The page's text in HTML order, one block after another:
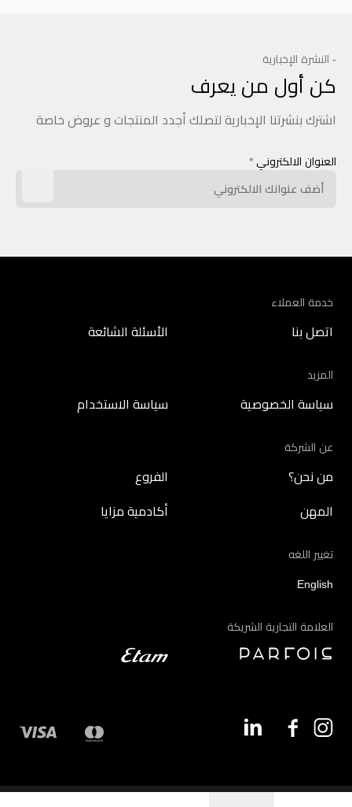
- النشرة الإخبارية
كن أول من يعرف
اشترك بنشرتنا الإخبارية لتصلك أجدد المنتجات و عروض خاصة
العنوان الالكتروني *
خدمة العملاء
اتصل بنا الأسئلة الشائعة
المزيد
سياسة الخصوصية سياسة الاستخدام
عن الشركة
من نحن؟ الفروع
المهن أكادمية مزايا
تغيير اللغه
English
العلامة التجارية الشريكة